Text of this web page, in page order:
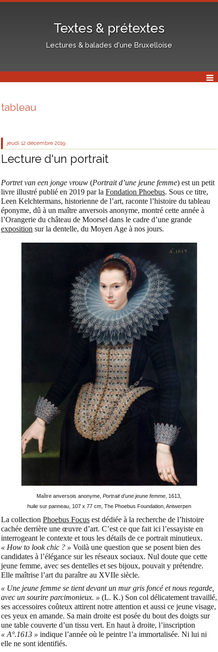
Textes & prétextes
Lectures & balades d'une Bruxelloise
tableau
jeudi 12 décembre 2019
Lecture d'un portrait
Portret van een jonge vrouw (Portrait d’une jeune femme) est un petit
livre illustré publié en 2019 par la Fondation Phoebus. Sous ce titre,
Leen Kelchtermans, historienne de l’art, raconte l’histoire du tableau
éponyme, dû à un maître anversois anonyme, montré cette année à
l’Orangerie du château de Moorsel dans le cadre d’une grande
exposition sur la dentelle, du Moyen Age à nos jours.
Maître anversois anonyme, Portrait d'une jeune femme , 1613,
huile sur panneau, 107 x 77 cm, The Phoebus Foundation, Antwerpen
La collection Phoebus Focus est dédiée à la recherche de l’histoire
cachée derrière une œuvre d’art. C’est ce que fait ici l’essayiste en
interrogeant le contexte et tous les détails de ce portrait minutieux.
« How to look chic ? » Voilà une question que se posent bien des
candidates à l’élégance sur les réseaux sociaux. Nul doute que cette
jeune femme, avec ses dentelles et ses bijoux, pouvait y prétendre.
Elle maîtrise l’art du paraître au XVIIe siècle.
« Une jeune femme se tient devant un mur gris foncé et nous regarde,
avec un sourire parcimonieux. » (L. K.) Son col délicatement travaillé,
ses accessoires coûteux attirent notre attention et aussi ce jeune visage,
ces yeux en amande. Sa main droite est posée du bout des doigts sur
une table couverte d’un tissu vert. En haut à droite, l’inscription
« A°.1613 » indique l’année où le peintre l’a immortalisée. Ni lui ni
elle ne sont identifiés.